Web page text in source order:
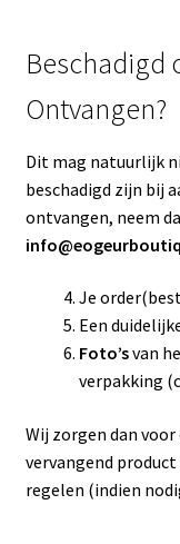
​Beschadigd
Ontvangen?
​Dit mag natuurlijk
beschadigd zijn bij
ontvangen, neem
​Je
​Een
Foto’svan
verpakking
​Wij zorgen dan
vervangend
regelen (indien